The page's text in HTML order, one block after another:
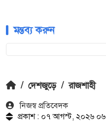
মন্তব্য করুন
/ দেশজুড়ে / রাজশাহী
নিজস্ব প্রতিবেদক
প্রকাশ : ০৭ আগস্ট, ২০২৬